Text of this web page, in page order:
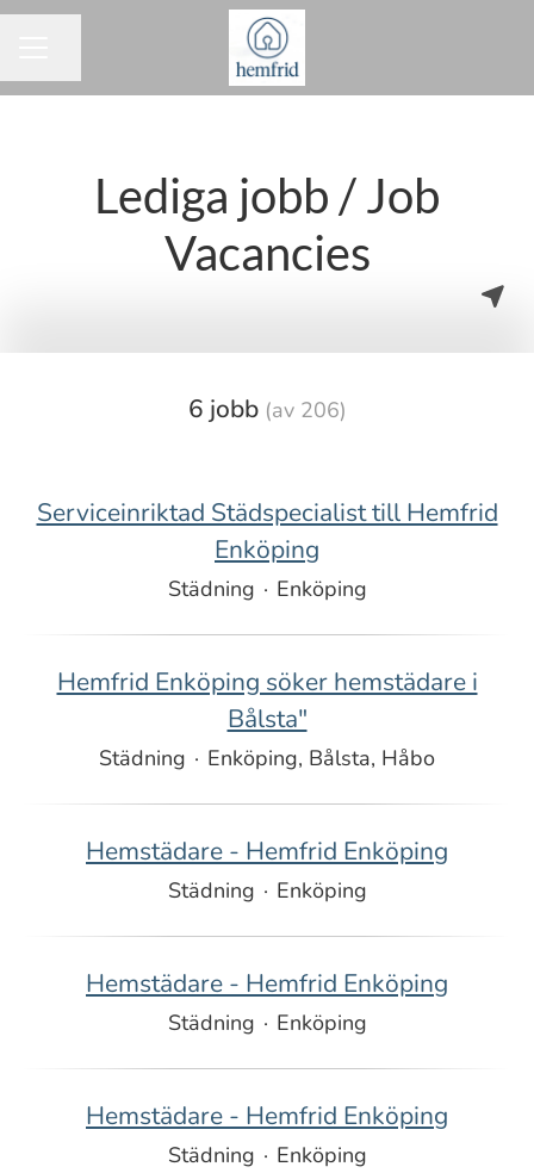
Lediga jobb / Job
Vacancies
6 jobb (av 206)
Serviceinriktad Städspecialist till Hemfrid
Enköping
Städning · Enköping
Hemfrid Enköping söker hemstädare i
Bålsta"
Städning · Enköping, Bålsta, Håbo
Hemstädare - Hemfrid Enköping
Städning · Enköping
Hemstädare - Hemfrid Enköping
Städning · Enköping
Hemstädare - Hemfrid Enköping
Städning · Enköping